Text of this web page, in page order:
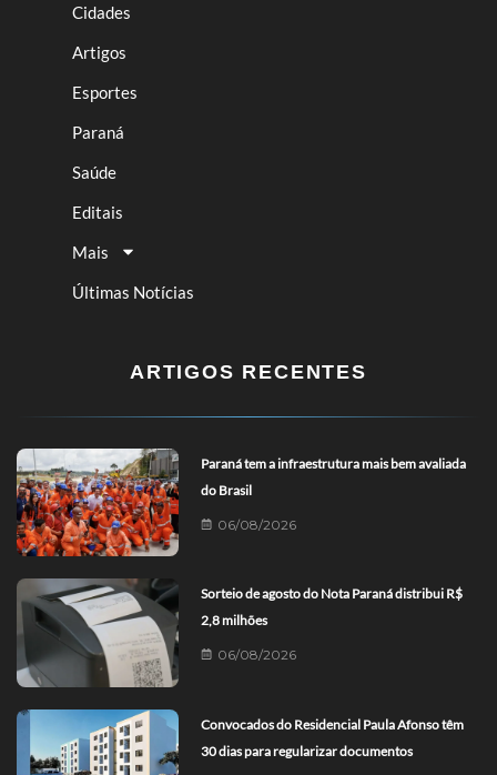
Cidades
Artigos
Esportes
Paraná
Saúde
Editais
Mais
Últimas Notícias
ARTIGOS RECENTES
Paraná tem a infraestrutura mais bem avaliada
do Brasil
06/08/2026
Sorteio de agosto do Nota Paraná distribui R$
2,8 milhões
06/08/2026
Convocados do Residencial Paula Afonso têm
30 dias para regularizar documentos